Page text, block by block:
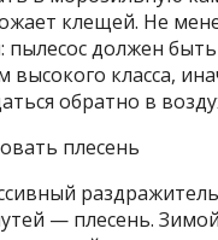
клещей. Не
пылесос должен
высокого класса,
обратно в
плесень
раздражитель
— плесень.